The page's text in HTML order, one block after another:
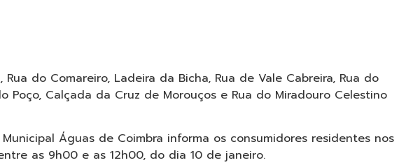
do Comareiro, Ladeira da Bicha, Rua de Vale Cabreira, Rua do
Poço, Calçada da Cruz de Morouços e Rua do Miradouro Celestino
Águas de Coimbra informa os consumidores residentes nos
as 9h00 e as 12h00, do dia 10 de janeiro.